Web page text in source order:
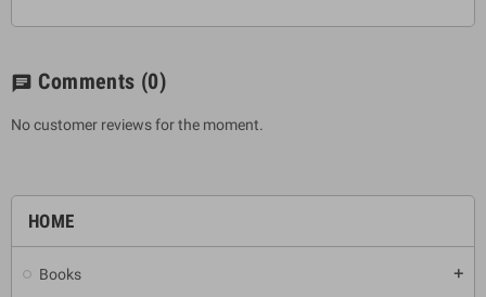
HOME
Books add
chat Comments (0)
No customer reviews for the moment.